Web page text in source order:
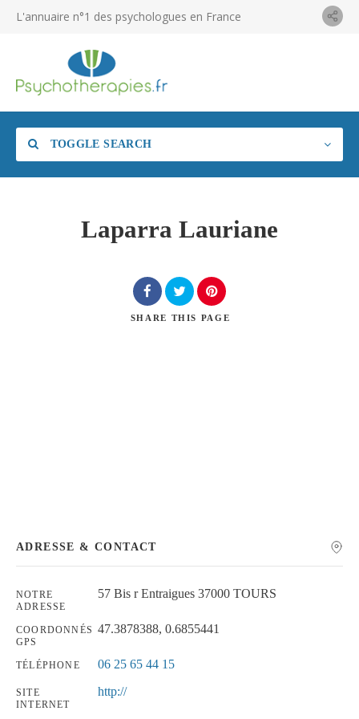
L'annuaire n°1 des psychologues en France
TOGGLE SEARCH
Laparra Lauriane
SHARE THIS PAGE
ADRESSE & CONTACT
NOTRE
ADRESSE
57 Bis r Entraigues 37000 TOURS
COORDONNÉS
GPS
47.3878388, 0.6855441
TÉLÉPHONE 06 25 65 44 15
SITE
INTERNET
http://